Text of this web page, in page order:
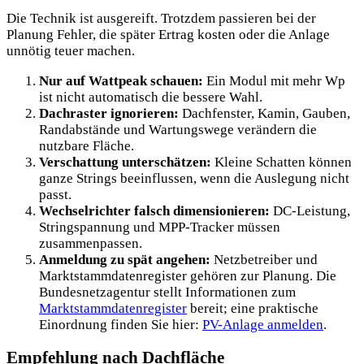
Die Technik ist ausgereift. Trotzdem passieren bei der
Planung Fehler, die später Ertrag kosten oder die Anlage
unnötig teuer machen.
Nur auf Wattpeak schauen: Ein Modul mit mehr Wp
ist nicht automatisch die bessere Wahl.
Dachraster ignorieren: Dachfenster, Kamin, Gauben,
Randabstände und Wartungswege verändern die
nutzbare Fläche.
Verschattung unterschätzen: Kleine Schatten können
ganze Strings beeinflussen, wenn die Auslegung nicht
passt.
Wechselrichter falsch dimensionieren: DC-Leistung,
Stringspannung und MPP-Tracker müssen
zusammenpassen.
Anmeldung zu spät angehen: Netzbetreiber und
Marktstammdatenregister gehören zur Planung. Die
Bundesnetzagentur stellt Informationen zum
Marktstammdatenregister bereit; eine praktische
Einordnung finden Sie hier: PV-Anlage anmelden.
Empfehlung nach Dachfläche